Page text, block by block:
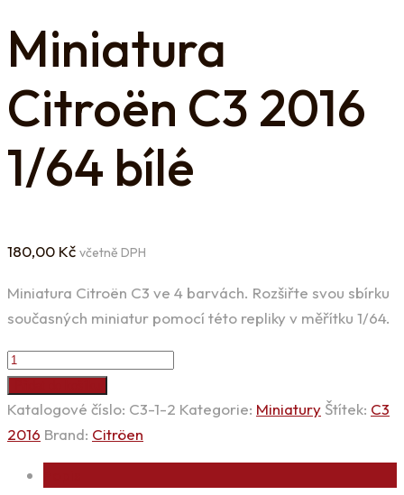
Miniatura
Citroën C3 2016
1/64 bílé
180,00 Kč včetně DPH
Miniatura Citroën C3 ve 4 barvách. Rozšiřte svou sbírku
současných miniatur pomocí této repliky v měřítku 1/64.
Miniatura
Citroën
C3
2016
bílé
Katalogové číslo: C3-1-2 Kategorie: Miniatury Štítek: C3
2016 Brand: Citröen